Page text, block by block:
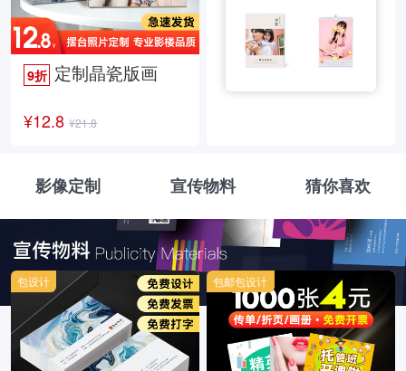
9折 定制晶瓷版画
¥12.8 ¥21.8
影像定制 宣传物料 猜你喜欢
包设计 包邮包设计